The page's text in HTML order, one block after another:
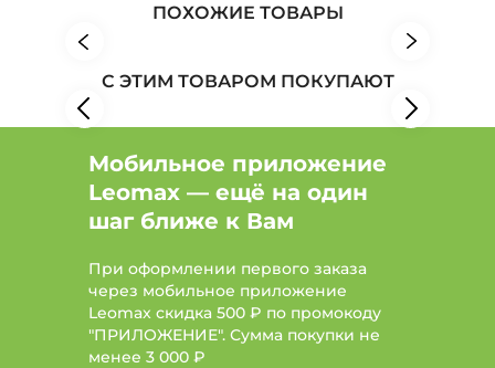
ПОХОЖИЕ ТОВАРЫ
С ЭТИМ ТОВАРОМ ПОКУПАЮТ
Мобильное приложение
Leomax — ещё на один
шаг ближе к Вам
При оформлении первого заказа
через мобильное приложение
Leomax скидка 500 ₽ по промокоду
"ПРИЛОЖЕНИЕ". Сумма покупки не
менее 3 000 ₽